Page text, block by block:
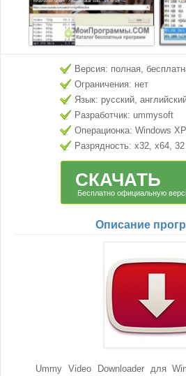
Версия: полная,
Ограничения: нет
Язык: русский,
Разработчик: ummysoft
Операционка: Windows
Разрядность: x32, x64,
СКАЧАТЬ
Бесплатно официальную
Описание
Ummy Video Downloader для